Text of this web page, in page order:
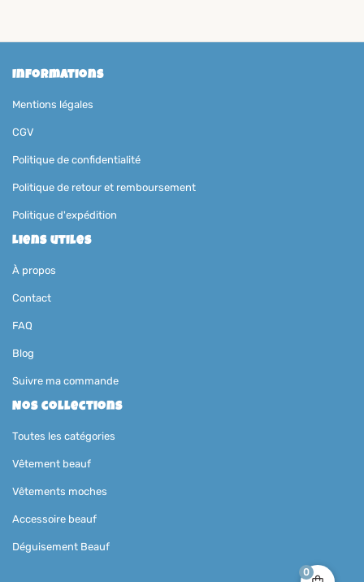
0
Informations
Mentions légales
CGV
Politique de confidentialité
Politique de retour et remboursement
Politique d'expédition
Liens utiles
À propos
Contact
FAQ
Blog
Suivre ma commande
Nos collections
Toutes les catégories
Vêtement beauf
Vêtements moches
Accessoire beauf
Déguisement Beauf